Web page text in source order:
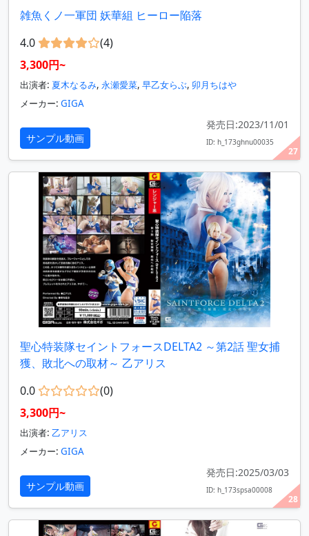
27
雑魚くノ一軍団 妖華組 ヒーロー陥落
4.0
(4)
3,300円~
出演者: 夏木なるみ, 永瀬愛菜, 早乙女らぶ, 卯月ちはや
メーカー: GIGA
サンプル動画
発売日:2023/11/01
ID: h_173ghnu00035
28
聖心特装隊セイントフォースDELTA2 ～第2話 聖女捕
獲、敗北への取材～ 乙アリス
0.0
(0)
3,300円~
出演者: 乙アリス
メーカー: GIGA
サンプル動画
発売日:2025/03/03
ID: h_173spsa00008